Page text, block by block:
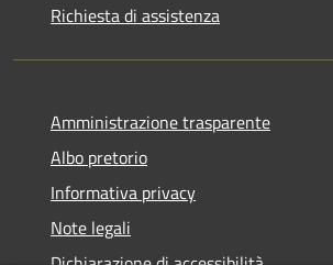
Richiesta di assistenza
Amministrazione trasparente
Albo pretorio
Informativa privacy
Note legali